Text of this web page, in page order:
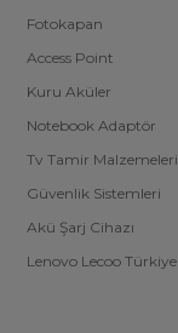
Fotokapan
Access Point
Kuru Aküler
Notebook Adaptör
Tv Tamir Malzemeleri
Güvenlik Sistemleri
Akü Şarj Cihazı
Lenovo Lecoo Türkiye